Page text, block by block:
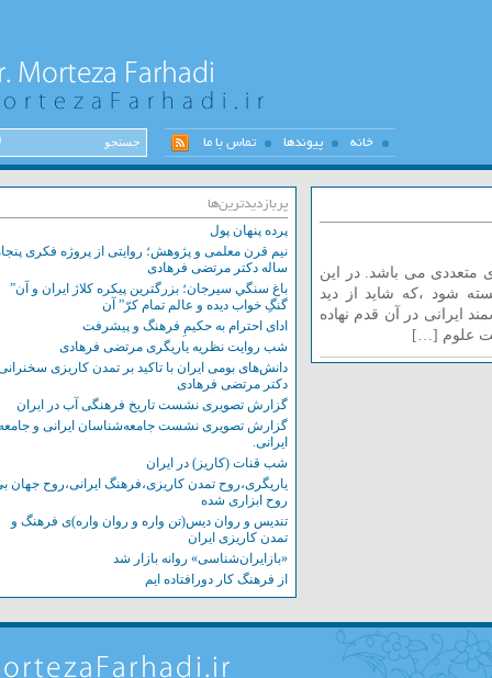
خانه پیوندها تماس با ما
می باشد. در این
،که شاید از دید
در آن قدم نهاده
[…]
پربازدیدترین‌ها
پرده پنهان پول
نیم قرن معلمی و پژوهش؛ روایتی از پروژه فکری پنجاه
ساله دکتر مرتضی فرهادی
باغ سنگي سيرجان؛ بزرگترين پيکره کلاژ ايران و آن”
گنگِ خواب ديده و عالم تمام کرّ” آن
ادای احترام به حکیمِ فرهنگ و پیشرفت
شب روایت نظریه یاریگری مرتضی فرهادی
دانش‌های بومی ایران با تاکید بر تمدن کاریزی سخنرانی
دکتر مرتضی فرهادی
گزارش تصویری نشست تاریخ فرهنگی آب در ایران
گزارش تصویری نشست‌ جامعه‌شناسان ایرانی و جامعه
ایرانی.
شب قنات (کاریز) در ایران
یاریگری،روح تمدن کاریزی،فرهنگ ایرانی،روح جهان بی
روح ابزاری شده
تندیس و روان دیس(تن واره و روان واره)ی فرهنگ و
تمدن کاریزی ایران
«بازایران‌شناسی» روانه بازار شد
از فرهنگ کار دورافتاده ایم